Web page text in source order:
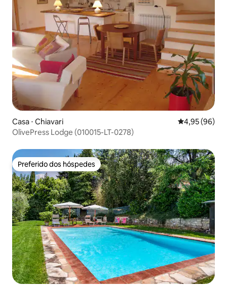
Casa ⋅ Chiavari 4,95 de uma
4,95 (96)
OlivePress Lodge (010015-LT-0278)
Preferido dos hóspedes
Preferido dos hóspedes